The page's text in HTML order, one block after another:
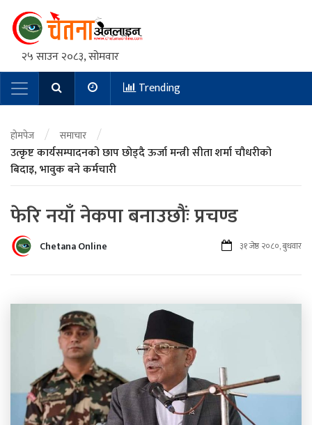
२५ साउन २०८३, सोमवार
Main NavigationTrending
होमपेज / समाचार /
उत्कृष्ट कार्यसम्पादनको छाप छोड्दै ऊर्जा मन्त्री सीता शर्मा चौधरीको
बिदाइ, भावुक बने कर्मचारी
फेरि नयाँ नेकपा बनाउछौंः प्रचण्ड
Chetana Online ३१ जेष्ठ २०८०, बुधवार